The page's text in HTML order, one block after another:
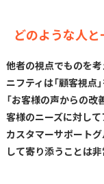
どのような人と
他者の視点でものを考
ニフティは「顧客視点
「お客様の声からの改
客様のニーズに対して
カスタマーサポート
して寄り添うことは